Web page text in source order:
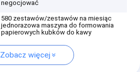
negocjować
580 zestawów/zestawów na miesiąc
jednorazowa maszyna do formowania
papierowych kubków do kawy
Zobacz więcej